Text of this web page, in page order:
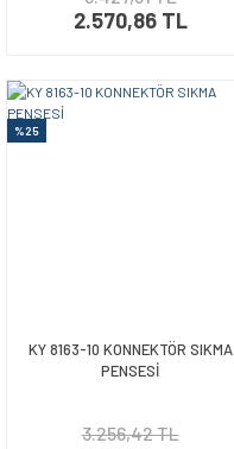
2.570,86 TL
%25
KY 8163-10 KONNEKTÖR SIKMA
PENSESİ
3.256,42 TL